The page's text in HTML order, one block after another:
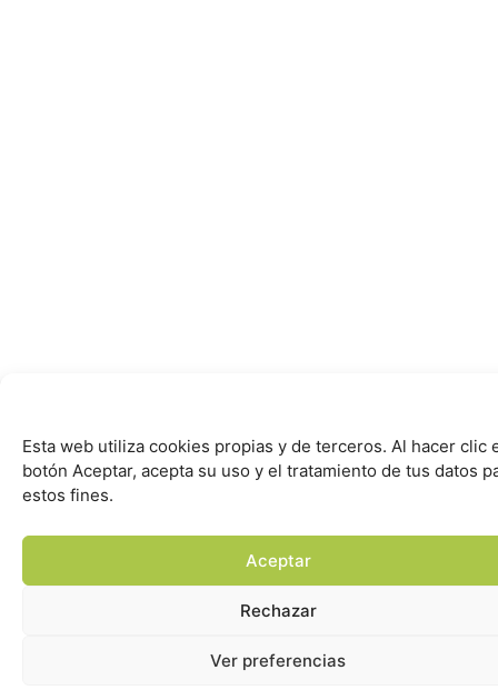
Esta web utiliza cookies propias y de terceros. Al hacer clic
botón Aceptar, acepta su uso y el tratamiento de tus datos
estos fines.
Aceptar
Rechazar
Ver preferencias